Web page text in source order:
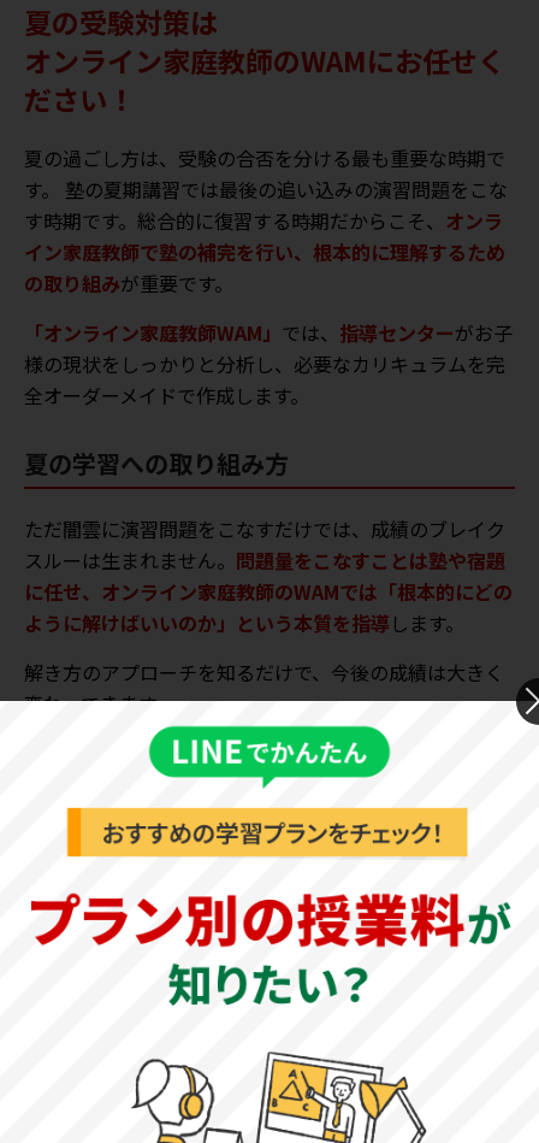
夏の受験対策は
オンライン家庭教師のWAMにお任せく
ださい！
夏の過ごし方は、受験の合否を分ける最も重要な時期で
す。 塾の夏期講習では最後の追い込みの演習問題をこな
す時期です。総合的に復習する時期だからこそ、 オンラ
イン家庭教師で塾の補完を行い、根本的に理解するため
の取り組みが重要です。
「オンライン家庭教師WAM」 では、 指導センターがお子
様の現状をしっかりと分析し、必要なカリキュラムを完
全オーダーメイドで作成します。
夏の学習への取り組み方
ただ闇雲に演習問題をこなすだけでは、成績のブレイク
スルーは生まれません。 問題量をこなすことは塾や宿題
に任せ、オンライン家庭教師のWAMでは「根本的にどの
ように解けばいいのか」という本質を指導 します。
解き方のアプローチを知るだけで、今後の成績は大きく
変わってきます。
オンライン家庭教師
授業500円キャンペーン実施中
盛岡中央高等学校の科目別傾向と対策